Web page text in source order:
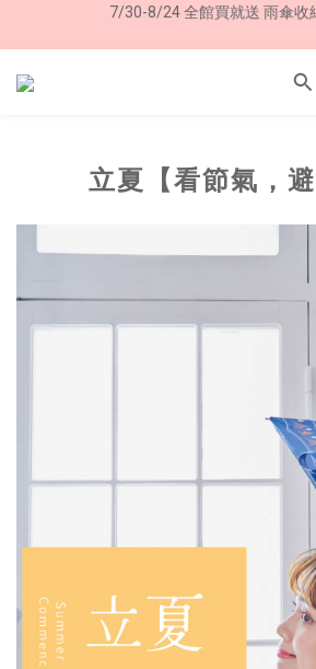
8/8 父親節限定 超商取貨
8/8 父親節限定 超商取貨
立夏【看節氣，避